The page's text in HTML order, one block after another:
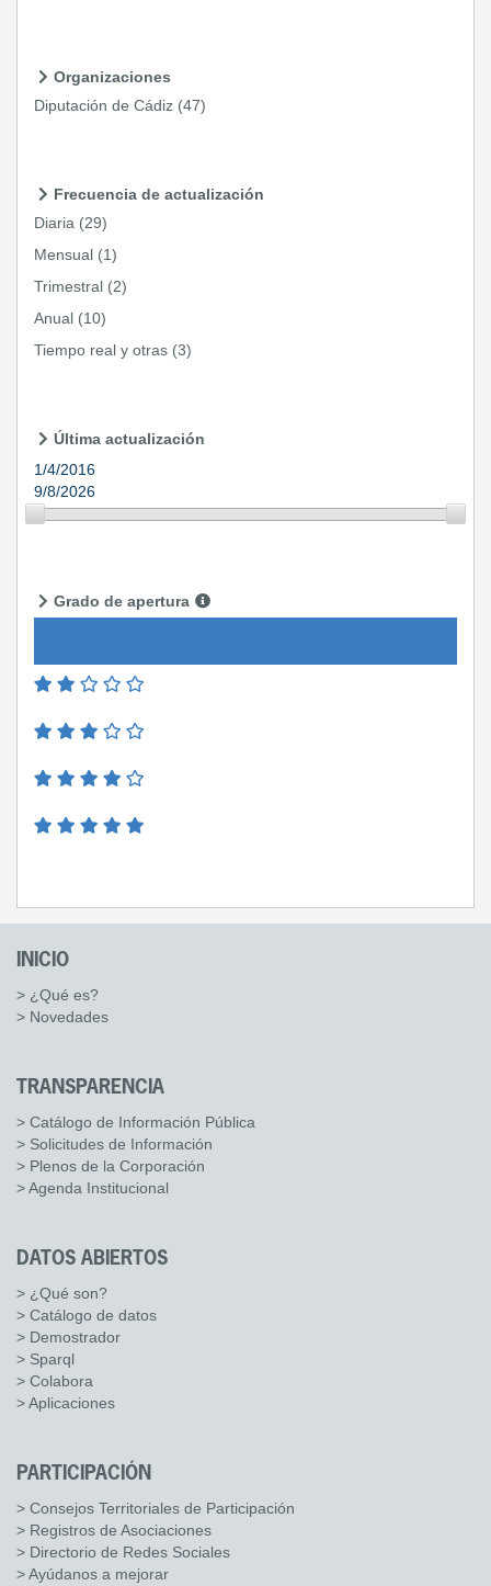
Organizaciones
Diputación de Cádiz (47)
Frecuencia de actualización
Diaria (29)
Mensual (1)
Trimestral (2)
Anual (10)
Tiempo real y otras (3)
Última actualización
1/4/2016
9/8/2026
Grado de apertura
INICIO
> ¿Qué es?
> Novedades
TRANSPARENCIA
> Catálogo de Información Pública
> Solicitudes de Información
> Plenos de la Corporación
> Agenda Institucional
DATOS ABIERTOS
> ¿Qué son?
> Catálogo de datos
> Demostrador
> Sparql
> Colabora
> Aplicaciones
PARTICIPACIÓN
> Consejos Territoriales de Participación
> Registros de Asociaciones
> Directorio de Redes Sociales
> Ayúdanos a mejorar